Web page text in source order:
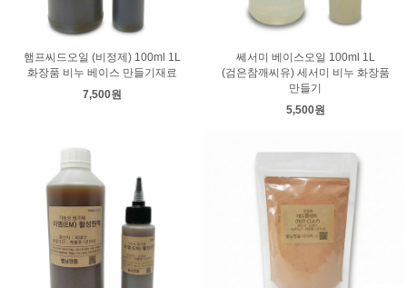
햄프씨드오일 (비정제) 100ml 1L
화장품 비누 베이스 만들기재료
7,500원
쎄서미 베이스오일 100ml 1L
(검은참깨씨유) 세서미 비누 화장품
만들기
5,500원